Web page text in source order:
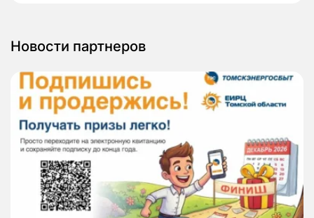
Новости партнеров